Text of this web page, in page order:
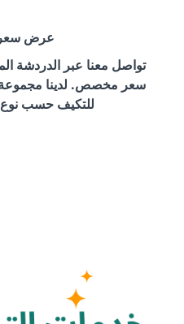
عرض
تواصل معنا عبر الدردشة
سعر مخصص. لدينا مجموعة
للتكيف حسب